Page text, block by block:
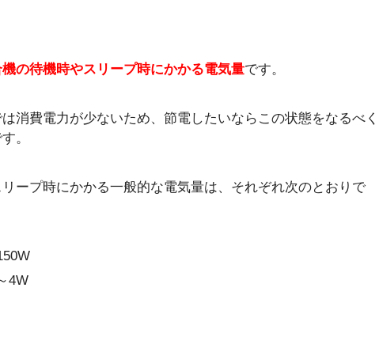
の待機時やスリープ時にかかる電気量です。
消費電力が少ないため、節電したいならこの状態をなるべく
。
ープ時にかかる一般的な電気量は、それぞれ次のとおりで
4W